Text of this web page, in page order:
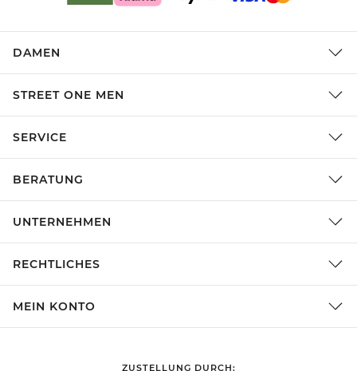
DAMEN
STREET ONE MEN
SERVICE
BERATUNG
UNTERNEHMEN
RECHTLICHES
MEIN KONTO
ZUSTELLUNG DURCH: